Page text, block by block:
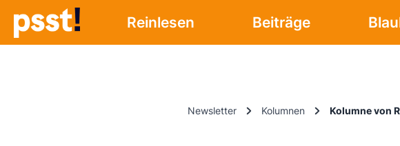
Reinlesen Beiträge
Newsletter Kolumnen Kolumne von